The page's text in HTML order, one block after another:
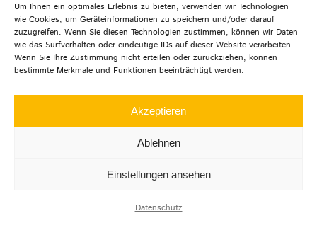
Um Ihnen ein optimales Erlebnis zu bieten, verwenden wir Technologien
wie Cookies, um Geräteinformationen zu speichern und/oder darauf
zuzugreifen. Wenn Sie diesen Technologien zustimmen, können wir Daten
wie das Surfverhalten oder eindeutige IDs auf dieser Website verarbeiten.
Wenn Sie Ihre Zustimmung nicht erteilen oder zurückziehen, können
bestimmte Merkmale und Funktionen beeinträchtigt werden.
Akzeptieren
Ablehnen
Einstellungen ansehen
Datenschutz
LinkedInInstagramFacebook